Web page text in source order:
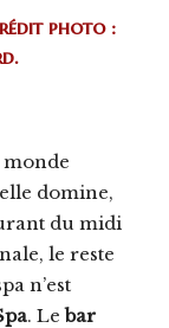
photo :
monde
domine,
du midi
le reste
n’est
. Lebar